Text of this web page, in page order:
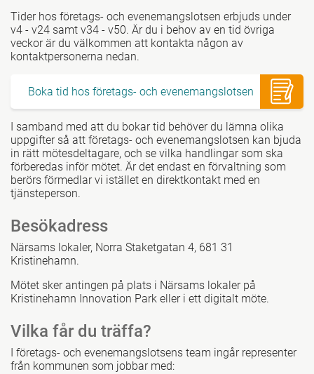
Tider hos företags- och evenemangslotsen erbjuds under
v4 - v24 samt v34 - v50. Är du i behov av en tid övriga
veckor är du välkommen att kontakta någon av
kontaktpersonerna nedan.
Boka tid hos företags- och evenemangslotsen
I samband med att du bokar tid behöver du lämna olika
uppgifter så att företags- och evenemangslotsen kan bjuda
in rätt mötesdeltagare, och se vilka handlingar som ska
förberedas inför mötet. Är det endast en förvaltning som
berörs förmedlar vi istället en direktkontakt med en
tjänsteperson.
Besökadress
Närsams lokaler, Norra Staketgatan 4, 681 31
Kristinehamn.
Mötet sker antingen på plats i Närsams lokaler på
Kristinehamn Innovation Park eller i ett digitalt möte.
Vilka får du träffa?
I företags- och evenemangslotsens team ingår representer
från kommunen som jobbar med: